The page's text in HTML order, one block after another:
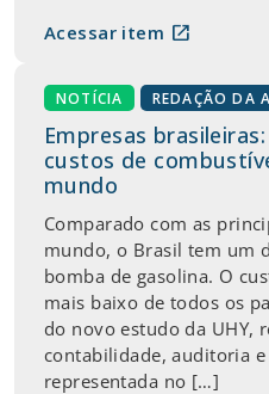
Acessar item open_in_new
NOTÍCIA REDAÇÃO DA
Empresas
custos de
mundo
Comparado com as
mundo, o Brasil tem um
bomba de gasolina. O
mais baixo de todos os
do novo estudo da UHY,
contabilidade, auditoria
representada no […]